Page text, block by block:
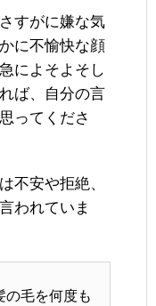
すがに嫌な気
に不愉快な顔
によそよそし
ば、自分の言
ってくださ
不安や拒絶、
われていま
の毛を何度も